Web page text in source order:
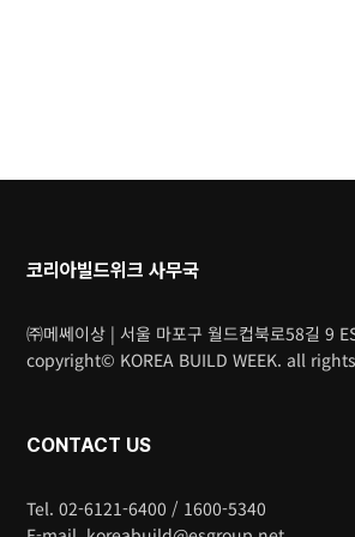
코리아빌드위크 사무국
㈜메쎄이상 | 서울 마포구 월드컵북로58길 9
copyright© KOREA BUILD WEEK. all
CONTACT US
Tel. 02-6121-6400 / 1600-5340